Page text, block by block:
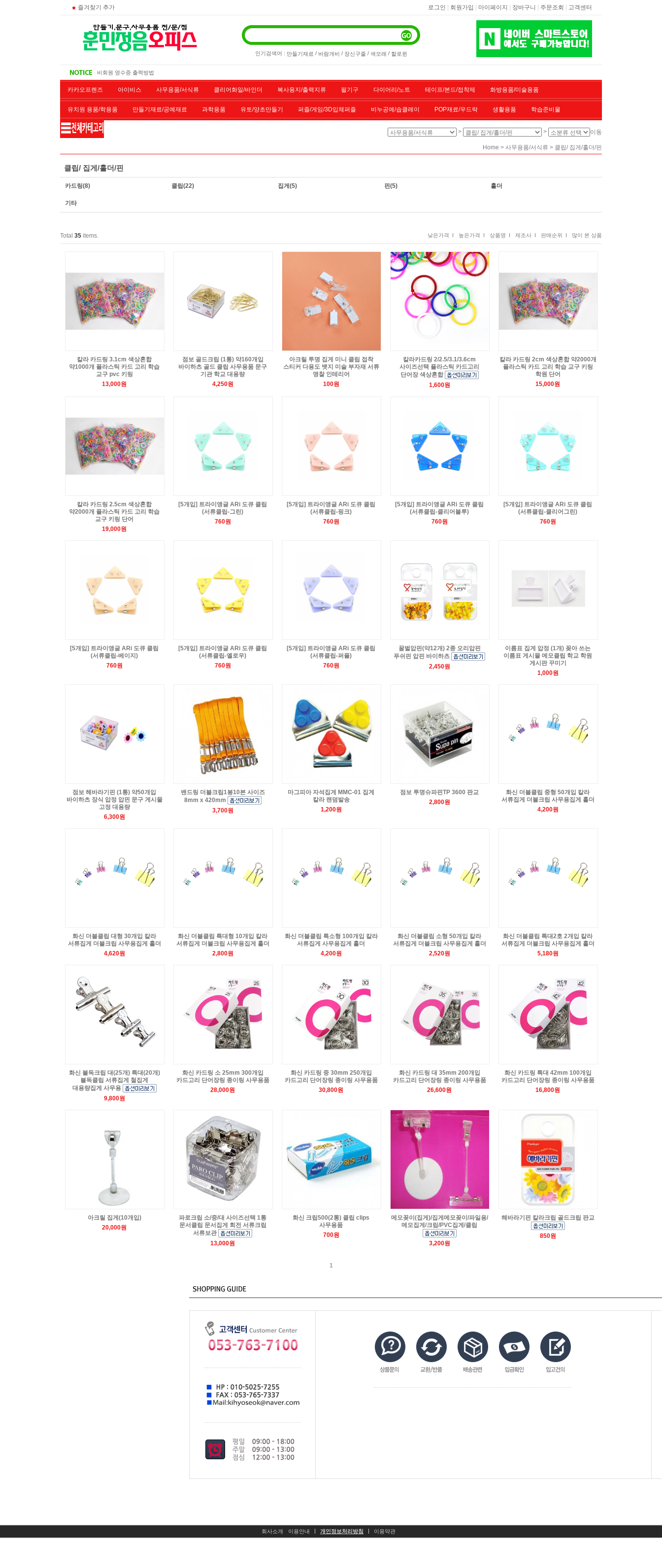
즐겨찾기 추가 로그인 | 회원가입 | 마이페이지 | 장바구니 | 주문조회 | 고객센터
인기검색어 : 만들기재료 / 바람개비 / 장신구줄 / 색모래 / 할로윈
비회원 영수증 출력방법
대량 구매시
카카오프렌즈 아이비스 사무용품/서식류 클리어화일/바인더 복사용지/출력지류 필기구 다이어리/노트 테이프/본드/접착제 화방용품/미술용품
유치원 용품/학용품 만들기재료/공예재료 과학용품 유토/양초만들기 퍼즐/게임/3D입체퍼즐 비누공예/솝클레이 POP재료/우드락 생활용품 학습준비물
재단/제본/코팅 > > 이동
Home > 사무용품/서식류 > 클립/ 집게/홀더/핀
클립/ 집게/홀더/핀
카드링(8) 클립(22) 집게 (5) 핀(5) 홀더
기타
Total 35 items. 낮은가격 I 높은가격 I 상품명 I 제조사 I 판매순위 I 많이 본 상품
칼라 카드링 3.1cm 색상혼합
약1000개 플라스틱 카드 고리 학습
교구 pvc 키링
13,000원
점보 골드크립 (1통) 약160개입
바이하츠 골드 클립 사무용품 문구
기관 학교 대용량
4,250원
아크릴 투명 집게 미니 클립 접착
스티커 다용도 뱃지 미술 부자재 서류
명찰 인테리어
100원
칼라카드링 2/2.5/3.1/3.6cm
사이즈선택 플라스틱 카드고리
단어장 색상혼합
1,600원
칼라 카드링 2cm 색상혼합 약2000개
플라스틱 카드 고리 학습 교구 키링
학원 단어
15,000원
칼라 카드링 2.5cm 색상혼합
약2000개 플라스틱 카드 고리 학습
교구 키링 단어
19,000원
[5개입] 트라이앵글 ARi 도큐 클립
(서류클립-그린)
760원
[5개입] 트라이앵글 ARi 도큐 클립
(서류클립-핑크)
760원
[5개입] 트라이앵글 ARi 도큐 클립
(서류클립-클리어블루)
760원
[5개입] 트라이앵글 ARi 도큐 클립
(서류클립-클리어그린)
760원
[5개입] 트라이앵글 ARi 도큐 클립
(서류클립-베이지)
760원
[5개입] 트라이앵글 ARi 도큐 클립
(서류클립-옐로우)
760원
[5개입] 트라이앵글 ARi 도큐 클립
(서류클립-퍼플)
760원
꿀벌압핀(약12개) 2종 오리압핀
푸쉬핀 압핀 바이하츠
2,450원
이름표 집게 압정 (1개) 꽂아 쓰는
이름표 게시물 메모클립 학교 학원
게시판 꾸미기
1,000원
점보 해바라기핀 (1통) 약50개입
바이하츠 장식 압정 압핀 문구 게시물
고정 대용량
6,300원
밴드링 더블크립1봉10본 사이즈
8mm x 420mm
3,700원
마그피아 자석집게 MMC-01 집게
칼라 랜덤발송
1,200원
점보 투명슈파핀TP 3600 판교
2,800원
화신 더블클립 중형 50개입 칼라
서류집게 더블크립 사무용집게 홀더
4,200원
화신 더블클립 대형 30개입 칼라
서류집게 더블크립 사무용집게 홀더
4,620원
화신 더블클립 특대형 10개입 칼라
서류집게 더블크립 사무용집게 홀더
2,800원
화신 더블클립 특소형 100개입 칼라
서류집게 사무용집게 홀더
4,200원
화신 더블클립 소형 50개입 칼라
서류집게 더블크립 사무용집게 홀더
2,520원
화신 더블클립 특대2호 2개입 칼라
서류집게 더블크립 사무용집게 홀더
5,180원
화신 불독크립 대(25개) 특대(20개)
불독클립 서류집게 철집게
대용량집게 사무용
9,800원
화신 카드링 소 25mm 300개입
카드고리 단어장링 종이링 사무용품
28,000원
화신 카드링 중 30mm 250개입
카드고리 단어장링 종이링 사무용품
30,800원
화신 카드링 대 35mm 200개입
카드고리 단어장링 종이링 사무용품
26,600원
화신 카드링 특대 42mm 100개입
카드고리 단어장링 종이링 사무용품
16,800원
아크릴 집게(10개입)
20,000원
파로크립 소/중/대 사이즈선택 1통
문서클립 문서집게 회전 서류크립
서류보관
13,000원
화신 크립500(2통) 클립 clips
사무용품
700원
메모꽂이(집게)/집게메모꽂이/파일용/
메모집게/크립/PVC집게/클립
3,200원
해바라기핀 칼라크립 골드크립 판교
850원
1
회사소개 이용안내 개인정보처리방침 이용약관